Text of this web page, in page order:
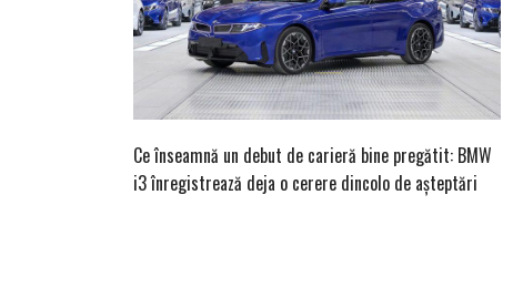
Ce înseamnă un debut de carieră bine pregătit: BMW
i3 înregistrează deja o cerere dincolo de așteptări